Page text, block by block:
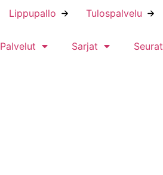
Lippupallo Tulospalvelu
Palvelut Sarjat Seurat